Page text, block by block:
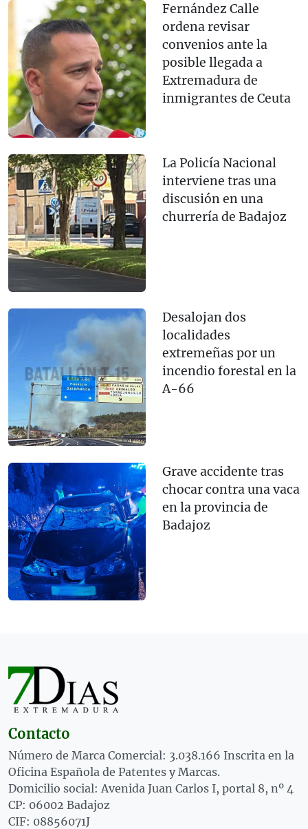
Fernández Calle
ordena revisar
convenios ante la
posible llegada a
Extremadura de
inmigrantes de Ceuta
La Policía Nacional
interviene tras una
discusión en una
churrería de Badajoz
Desalojan dos
localidades
extremeñas por un
incendio forestal en la
A-66
Grave accidente tras
chocar contra una vaca
en la provincia de
Badajoz
Contacto
Número de Marca Comercial: 3.038.166 Inscrita en la
Oficina Española de Patentes y Marcas.
Domicilio social: Avenida Juan Carlos I, portal 8, nº 4
CP: 06002 Badajoz
CIF: 08856071J